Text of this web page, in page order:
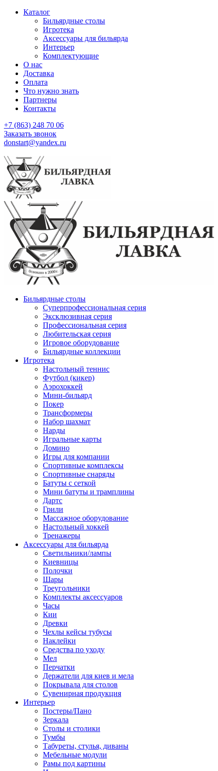
Каталог
Бильярдные столы
Игротека
Аксессуары для бильярда
Интерьер
Комплектующие
О нас
Доставка
Оплата
Что нужно знать
Партнеры
Контакты
+7 (863) 248 70 06
Заказать звонок
donstart@yandex.ru
Бильярдные столы
Суперпрофессиональная серия
Эксклюзивная серия
Профессиональная серия
Любительская серия
Игровое оборудование
Бильярдные коллекции
Игротека
Настольный теннис
Футбол (кикер)
Аэрохоккей
Мини-бильярд
Покер
Трансформеры
Набор шахмат
Нарды
Игральные карты
Домино
Игры для компании
Спортивные комплексы
Спортивные снаряды
Батуты с сеткой
Мини батуты и трамплины
Дартс
Грили
Массажное оборудование
Настольный хоккей
Тренажеры
Аксессуары для бильярда
Светильники/лампы
Киевницы
Полочки
Шары
Треугольники
Комплекты аксессуаров
Часы
Кии
Древки
Чехлы кейсы тубусы
Наклейки
Средства по уходу
Мел
Перчатки
Держатели для киев и мела
Покрывала для столов
Сувенирная продукция
Интерьер
Постеры/Пано
Зеркала
Столы и столики
Тумбы
Табуреты, стулья, диваны
Мебельные модули
Рамы под картины